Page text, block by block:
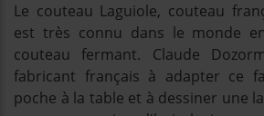
Le couteau Laguiole, couteau
est très connu dans le monde
couteau fermant. Claude
fabricant français à adapter ce
poche à la table et à dessiner une